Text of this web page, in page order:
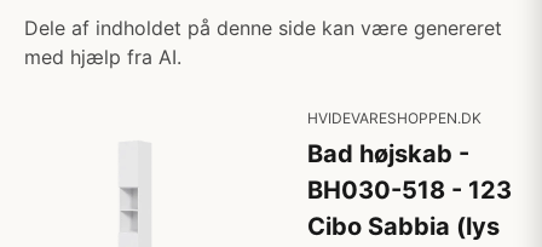
Dele af indholdet på denne side kan være genereret
med hjælp fra AI.
HVIDEVARESHOPPEN.DK
Bad højskab -
BH030-518 - 123
Cibo Sabbia (lys